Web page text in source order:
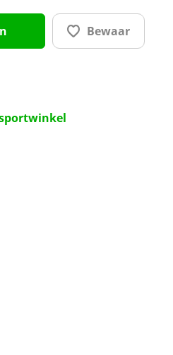
Bewaar